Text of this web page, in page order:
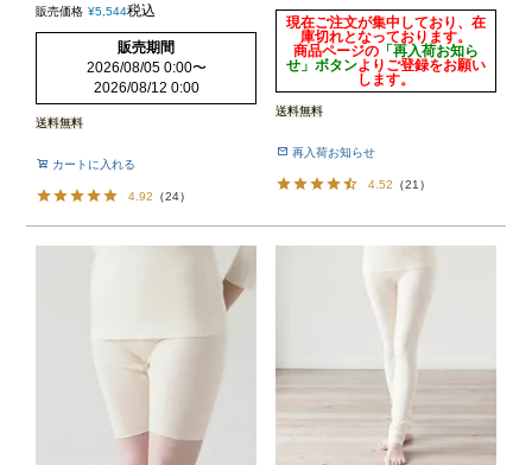
販売価格 ¥5,544税込
販売期間
2026/08/05 0:00〜
2026/08/12 0:00
送料無料
カートに入れる
4.92 （24）
現在ご注文が集中しており、在
庫切れとなっております。
商品ページの「再入荷お知ら
せ」ボタンよりご登録をお願い
します。
送料無料
再入荷お知らせ
4.52 （21 ）